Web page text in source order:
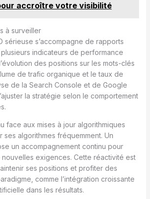
accroître votre visibilité
à surveiller
sérieuse s’accompagne de rapports
indicateurs de performance
des positions sur les mots-clés
de trafic organique et le taux de
de la Search Console et de Google
la stratégie selon le comportement
face aux mises à jour algorithmiques
algorithmes fréquemment. Un
un accompagnement continu pour
exigences. Cette réactivité est
ses positions et profiter des
comme l’intégration croissante
dans les résultats.